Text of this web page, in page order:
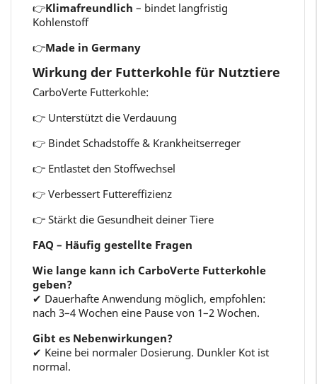
👉Klimafreundlich – bindet langfristig
Kohlenstoff
👉Made in Germany
Wirkung der Futterkohle für Nutztiere
CarboVerte Futterkohle:
👉 Unterstützt die Verdauung
👉 Bindet Schadstoffe & Krankheitserreger
👉 Entlastet den Stoffwechsel
👉 Verbessert Futtereffizienz
👉 Stärkt die Gesundheit deiner Tiere
FAQ – Häufig gestellte Fragen
Wie lange kann ich CarboVerte Futterkohle
geben?
✔ Dauerhafte Anwendung möglich, empfohlen:
nach 3–4 Wochen eine Pause von 1–2 Wochen.
Gibt es Nebenwirkungen?
✔ Keine bei normaler Dosierung. Dunkler Kot ist
normal.